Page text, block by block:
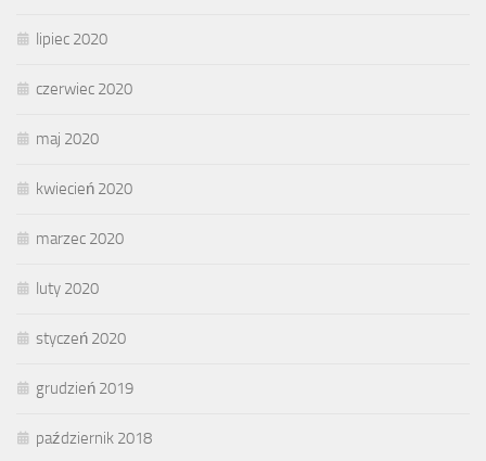
lipiec 2020
czerwiec 2020
maj 2020
kwiecień 2020
marzec 2020
luty 2020
styczeń 2020
grudzień 2019
październik 2018